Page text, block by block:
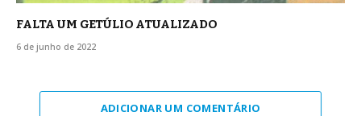
FALTA UM GETÚLIO ATUALIZADO
6 de junho de 2022
ADICIONAR UM COMENTÁRIO